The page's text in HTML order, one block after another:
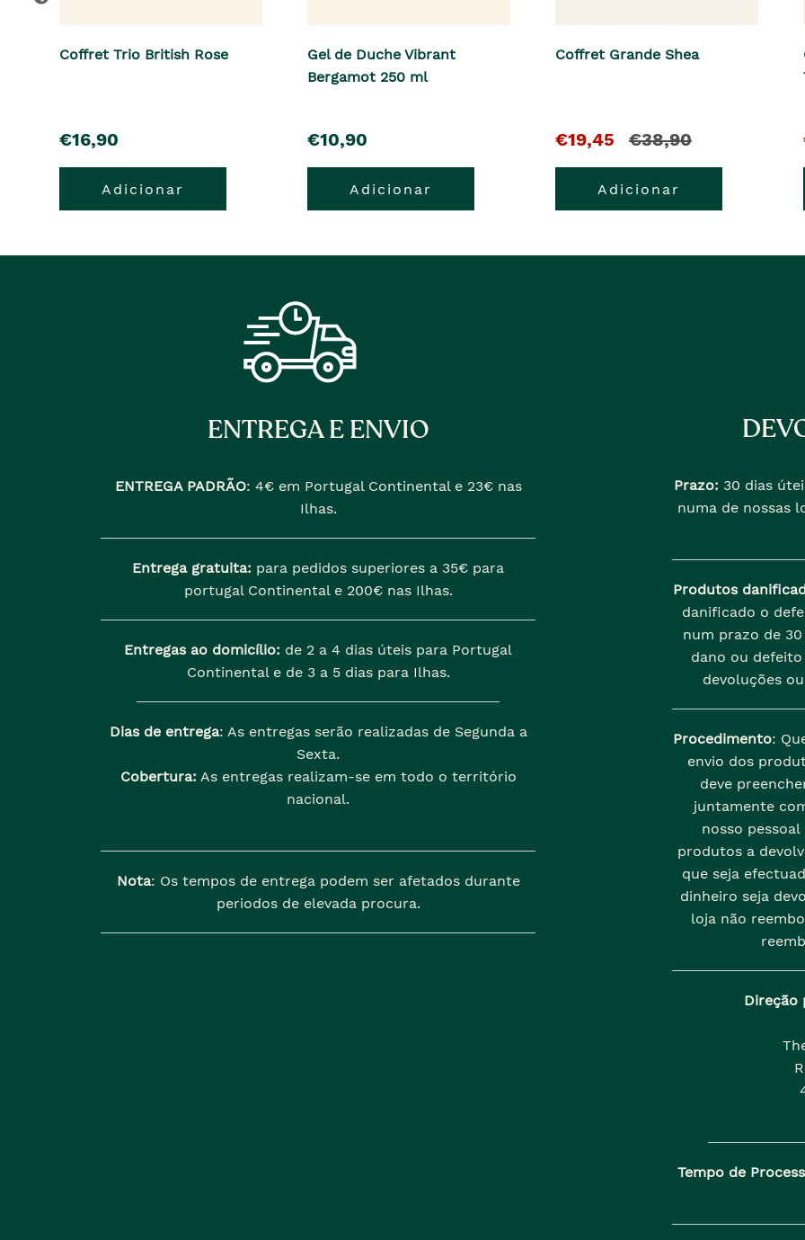
Coffret Trio British Rose
pre�o
€16,90
Adicionar
Gel de Duche Vibrant
Bergamot 250 ml
pre�o
€10,90
Adicionar
Coffret Grande Shea
O
pre�o
atual
€19,45
e
o
pre�o
era
€38,90
Adicionar
ENTREGA E ENVIO
ENTREGA PADRÃO: 4€ em Portugal Continental e 23€ nas
Ilhas.
Entrega gratuita: para pedidos superiores a 35€ para
portugal Continental e 200€ nas Ilhas.
Entregas ao domicílio: de 2 a 4 dias úteis para Portugal
Continental e de 3 a 5 dias para Ilhas.
Dias de entrega: As entregas serão realizadas de Segunda a
Sexta.
Cobertura: As entregas realizam-se em todo o território
nacional.
Nota: Os tempos de entrega podem ser afetados durante
periodos de elevada procura.
Prazo: 30 dias
numa de nossas
Produtos
danificado o
num prazo de
dano ou
devoluções
Procedimento:
envio dos
deve
juntamente
nosso
produtos a
que seja
dinheiro seja
loja não
Direção
Tempo de